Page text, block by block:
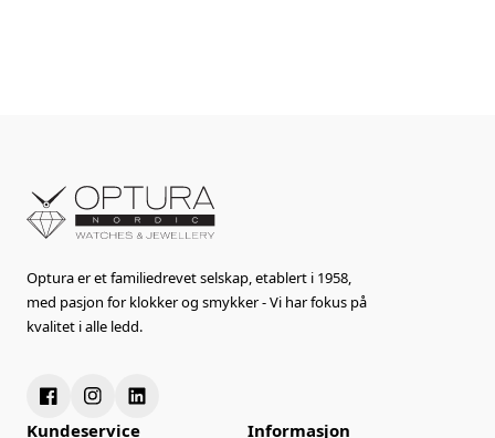
Optura er et familiedrevet selskap, etablert i 1958,
med pasjon for klokker og smykker - Vi har fokus på
kvalitet i alle ledd.
Kundeservice Informasjon